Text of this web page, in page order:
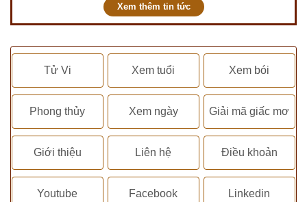
Xem thêm tin tức
Tử Vi Xem tuổi Xem bói
Phong thủy Xem ngày Giải mã giấc mơ
Giới thiệu Liên hệ Điều khoản
Youtube Facebook Linkedin